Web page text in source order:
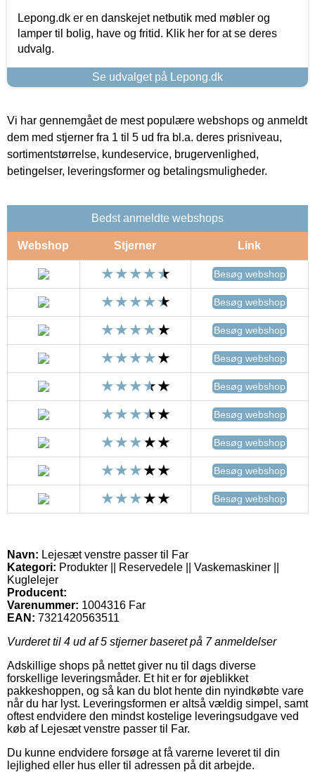
Lepong.dk er en danskejet netbutik med møbler og
lamper til bolig, have og fritid. Klik her for at se deres
udvalg.
Se udvalget på Lepong.dk
Vi har gennemgået de mest populære webshops og anmeldt
dem med stjerner fra 1 til 5 ud fra bl.a. deres prisniveau,
sortimentstørrelse, kundeservice, brugervenlighed,
betingelser, leveringsformer og betalingsmuligheder.
Bedst anmeldte webshops
Webshop Stjerner Link
Besøg webshop
Besøg webshop
Besøg webshop
Besøg webshop
Besøg webshop
Besøg webshop
Besøg webshop
Besøg webshop
Besøg webshop
Navn: Lejesæt venstre passer til Far
Kategori: Produkter || Reservedele || Vaskemaskiner ||
Kuglelejer
Producent:
Varenummer: 1004316 Far
EAN: 7321420563511
Vurderet til 4 ud af 5 stjerner baseret på 7anmeldelser
Adskillige shops på nettet giver nu til dags diverse
forskellige leveringsmåder. Et hit er for øjeblikket
pakkeshoppen, og så kan du blot hente din nyindkøbte vare
når du har lyst. Leveringsformen er altså vældig simpel, samt
oftest endvidere den mindst kostelige leveringsudgave ved
køb af Lejesæt venstre passer til Far.
Du kunne endvidere forsøge at få varerne leveret til din
lejlighed eller hus eller til adressen på dit arbejde.